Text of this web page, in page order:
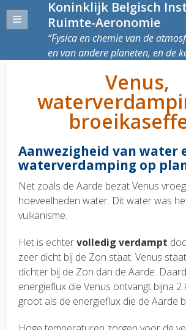
Koninklijk Belgisch
Ruimte-Aeronomie
Fysica en chemie van de
en van andere planeten, en de
Venus,
Aanwezigheid van water
waterverdamping op
Net zoals de Aarde bezat Venus
hoeveelheden water. Dit water was
vulkanisme.
Het is echtervolledig verdampt
zeer dicht bij de Zon staat. Venus
dichter bij de Zon dan de Aarde.
energieflux die Venus ontvangt bijna 2
groot als de energieflux die de Aarde